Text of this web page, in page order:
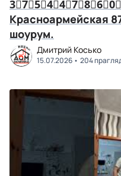
Красноармейская
шоурум.
Дмитрий Косько
15.07.2026 204